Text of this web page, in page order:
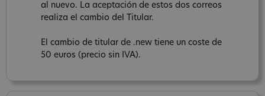
al nuevo. La aceptación de estos dos correos
realiza el cambio del Titular.
El cambio de titular de .new tiene un coste de
50 euros (precio sin IVA).